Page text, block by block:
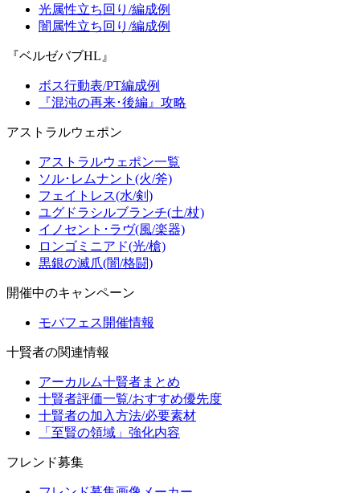
光属性立ち回り/編成例
闇属性立ち回り/編成例
『ベルゼバブHL』
ボス行動表/PT編成例
『混沌の再来･後編』攻略
アストラルウェポン
アストラルウェポン一覧
ソル･レムナント(火/斧)
フェイトレス(水/剣)
ユグドラシルブランチ(土/杖)
イノセント･ラヴ(風/楽器)
ロンゴミニアド(光/槍)
黒銀の滅爪(闇/格闘)
開催中のキャンペーン
モバフェス開催情報
十賢者の関連情報
アーカルム十賢者まとめ
十賢者評価一覧/おすすめ優先度
十賢者の加入方法/必要素材
「至賢の領域」強化内容
フレンド募集